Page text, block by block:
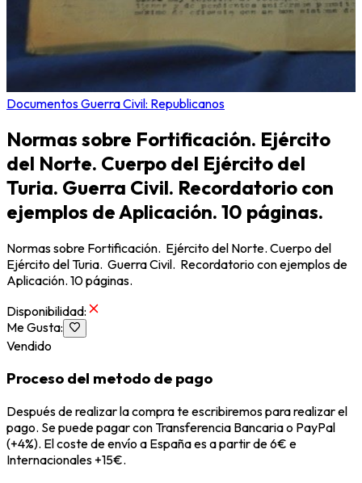
Documentos Guerra Civil: Republicanos
Normas sobre Fortificación. Ejército
del Norte. Cuerpo del Ejército del
Turia. Guerra Civil. Recordatorio con
ejemplos de Aplicación. 10 páginas.
Normas sobre Fortificación. Ejército del Norte. Cuerpo del
Ejército del Turia. Guerra Civil. Recordatorio con ejemplos de
Aplicación. 10 páginas.
Disponibilidad:
Me Gusta:
Vendido
Proceso del metodo de pago
Después de realizar la compra te escribiremos para realizar el
pago. Se puede pagar con Transferencia Bancaria o PayPal
(+4%). El coste de envío a España es a partir de 6€ e
Internacionales +15€.